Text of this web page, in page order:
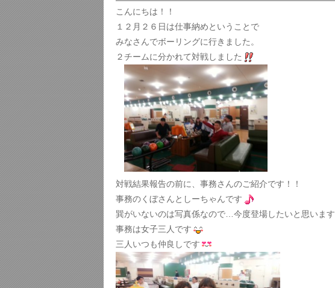
こんにちは！！
１２月２６日は仕事納めということで
みなさんでボーリングに行きました。
２チームに分かれて対戦しました
対戦結果報告の前に、事務さんのご紹介です！！
事務のくぼさんとしーちゃんです
巽がいないのは写真係なので…今度登場したいと思います
事務は女子三人です
三人いつも仲良しです